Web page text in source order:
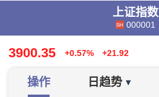
上证指数
000001
3900.35 +0.57% +21.92
操作 日趋势 ▾